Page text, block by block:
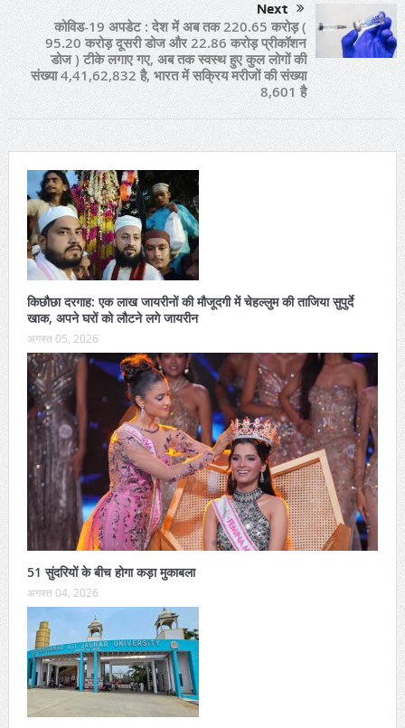
Next
कोविड-19 अपडेट : देश में अब तक 220.65 करोड़ (
95.20 करोड़ दूसरी डोज और 22.86 करोड़ प्रीकॉशन
डोज ) टीके लगाए गए, अब तक स्वस्थ हुए कुल लोगों की
संख्या 4,41,62,832 है, भारत में सक्रिय मरीजों की संख्या
8,601 है
किछौछा दरगाह: एक लाख जायरीनों की मौजूदगी में चेहल्लुम की ताजिया सुपुर्दे
खाक, अपने घरों को लौटने लगे जायरीन
अगस्त 05, 2026
51 सुंदरियों के बीच होगा कड़ा मुकाबला
अगस्त 04, 2026